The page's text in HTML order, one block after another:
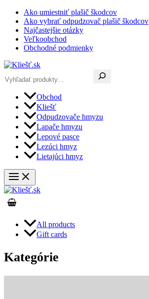
Preskočiť
obsah
Ako umiestniť plašič škodcov
Ako vybrať odpudzovač plašič škodcov
Najčastejšie otázky
Veľkoobchod
Obchodné podmienky
Obchod
Kliešť
Odpudzovače hmyzu
Lapače hmyzu
Lepové pasce
Lezúci hmyz
Lietajúci hmyz
All products
Gift cards
Kategórie